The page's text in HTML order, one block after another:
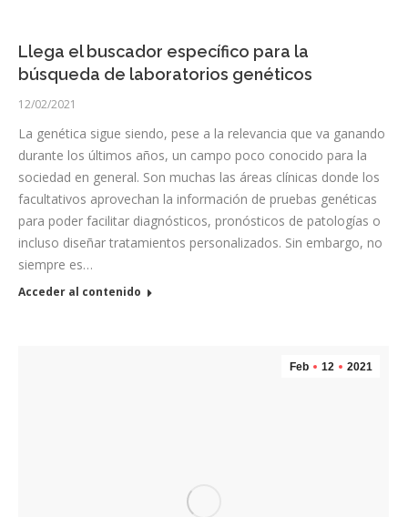
Llega el buscador específico para la
búsqueda de laboratorios genéticos
12/02/2021
La genética sigue siendo, pese a la relevancia que va ganando
durante los últimos años, un campo poco conocido para la
sociedad en general. Son muchas las áreas clínicas donde los
facultativos aprovechan la información de pruebas genéticas
para poder facilitar diagnósticos, pronósticos de patologías o
incluso diseñar tratamientos personalizados. Sin embargo, no
siempre es…
Acceder al contenido
Feb 12 2021